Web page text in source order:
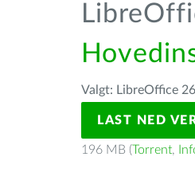
Valgt: LibreOffice
LAST NED
196 MB (Torrent,